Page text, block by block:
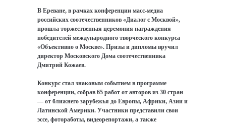
В Ереване, в рамках конференции масс-медиа
российских соотечественников «Диалог с Москвой»,
прошла торжественная церемония награждения
победителей международного творческого конкурса
«Объективно о Москве». Призы и дипломы вручил
директор Московского Дома соотечественника
Дмитрий Кожаев.
Конкурс стал знаковым событием в программе
конференции, собрав 65 работ от авторов из 30 стран
— от ближнего зарубежья до Европы, Африки, Азии и
Латинской Америки. Участники представили свои
эссе, фотоработы, видеорепортажи, а также